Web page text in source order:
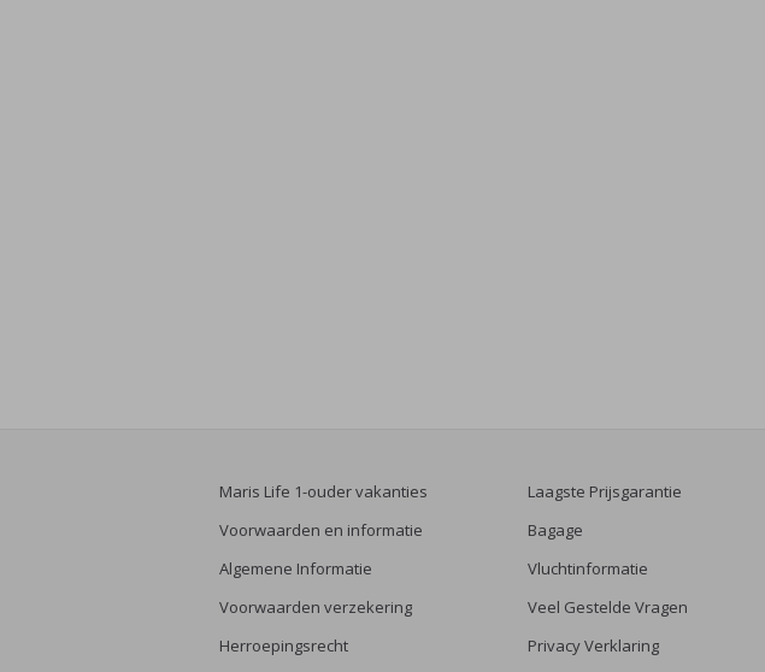
Maris Life 1-ouder vakanties
Voorwaarden en informatie
Algemene Informatie
Voorwaarden verzekering
Herroepingsrecht
Laagste Prijsgarantie
Bagage
Vluchtinformatie
Veel Gestelde Vragen
Privacy Verklaring